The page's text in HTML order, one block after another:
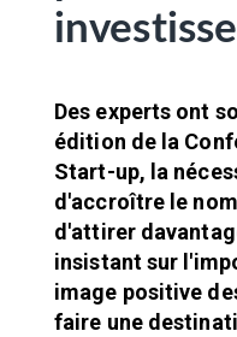
Des experts ont
édition de la
Start-up, la
d'accroître le
d'attirer
insistant sur
image positive
faire une